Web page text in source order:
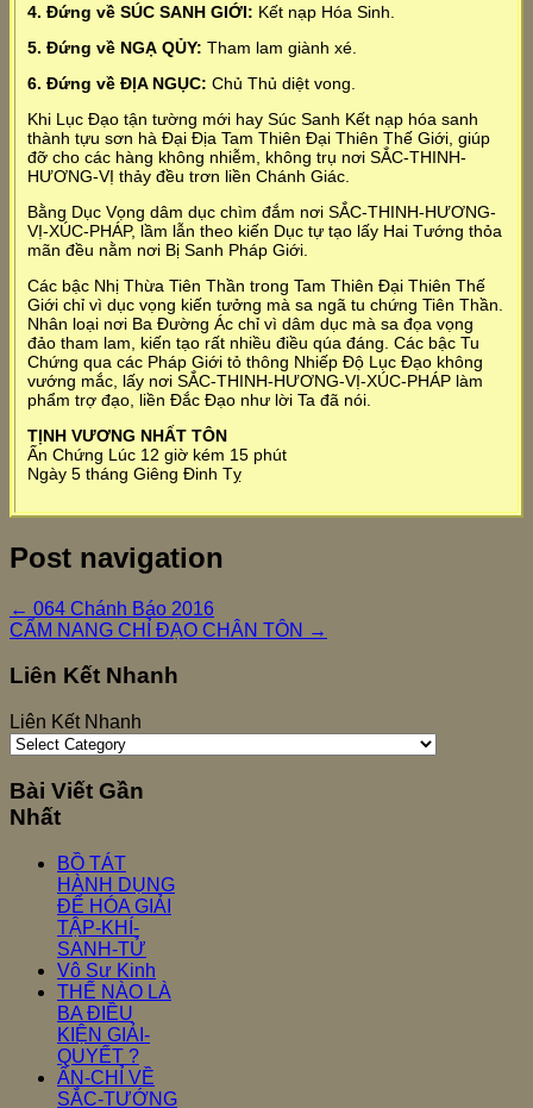
4. Đứng về SÚC SANH GIỚI: Kết nạp Hóa Sinh.
5. Đứng về NGẠ QỦY: Tham lam giành xé.
6. Đứng về ĐỊA NGỤC: Chủ Thủ diệt vong.
Khi Lục Đạo tận tường mới hay Súc Sanh Kết nạp hóa sanh
thành tựu sơn hà Đại Địa Tam Thiên Đại Thiên Thế Giới, giúp
đỡ cho các hàng không nhiễm, không trụ nơi SẮC-THINH-
HƯƠNG-VỊ thảy đều trơn liền Chánh Giác.
Bằng Dục Vọng dâm dục chìm đắm nơi SẮC-THINH-HƯƠNG-
VỊ-XÚC-PHÁP, lầm lẫn theo kiến Dục tự tạo lấy Hai Tướng thỏa
mãn đều nằm nơi Bị Sanh Pháp Giới.
Các bậc Nhị Thừa Tiên Thần trong Tam Thiên Đại Thiên Thế
Giới chỉ vì dục vọng kiến tưởng mà sa ngã tu chứng Tiên Thần.
Nhân loại nơi Ba Đường Ác chỉ vì dâm dục mà sa đọa vọng
đảo tham lam, kiến tạo rất nhiều điều qúa đáng. Các bậc Tu
Chứng qua các Pháp Giới tỏ thông Nhiếp Độ Lục Đạo không
vướng mắc, lấy nơi SẮC-THINH-HƯƠNG-VỊ-XÚC-PHÁP làm
phẩm trợ đạo, liền Đắc Đạo như lời Ta đã nói.
TỊNH VƯƠNG NHẤT TÔN
Ấn Chứng Lúc 12 giờ kém 15 phút
Ngày 5 tháng Giêng Đinh Tỵ
Post navigation
← 064 Chánh Báo 2016
CẨM NANG CHỈ ĐẠO CHÂN TÔN →
Liên Kết Nhanh
Liên Kết Nhanh
Bài Viết Gần
Nhất
BỒ TÁT
HÀNH DỤNG
ĐỂ HÓA GIẢI
TẬP-KHÍ-
SANH-TỬ
Vô Sư Kinh
THẾ NÀO LÀ
BA ĐIỀU
KIỆN GIẢI-
QUYẾT ?
ẤN-CHỈ VỀ
SẮC-TƯỚNG